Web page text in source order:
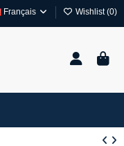
Français Wishlist (0)